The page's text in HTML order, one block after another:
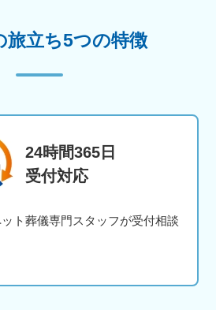
旅立ち5つの特徴
24時間365日
受付対応
ト葬儀専門スタッフが受付相談